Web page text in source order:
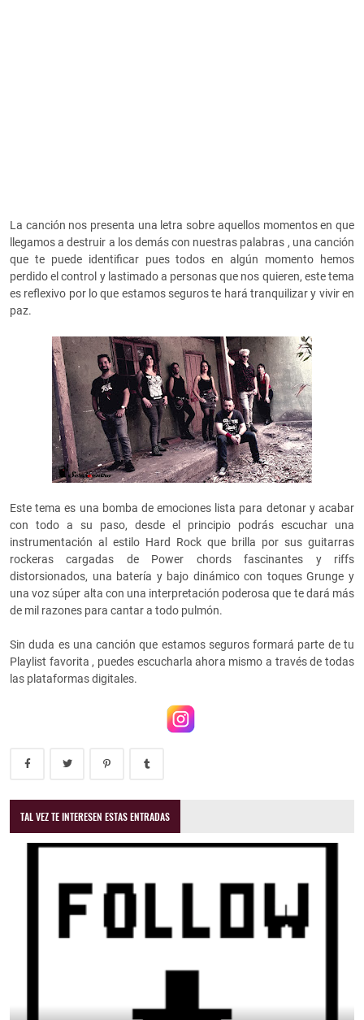
La canción nos presenta una letra sobre aquellos momentos en que
llegamos a destruir a los demás con nuestras palabras , una canción
que te puede identificar pues todos en algún momento hemos
perdido el control y lastimado a personas que nos quieren, este tema
es reflexivo por lo que estamos seguros te hará tranquilizar y vivir en
paz.
Este tema es una bomba de emociones lista para detonar y acabar
con todo a su paso, desde el principio podrás escuchar una
instrumentación al estilo Hard Rock que brilla por sus guitarras
rockeras cargadas de Power chords fascinantes y riffs
distorsionados, una batería y bajo dinámico con toques Grunge y
una voz súper alta con una interpretación poderosa que te dará más
de mil razones para cantar a todo pulmón.
Sin duda es una canción que estamos seguros formará parte de tu
Playlist favorita , puedes escucharla ahora mismo a través de todas
las plataformas digitales.
TAL VEZ TE INTERESEN ESTAS ENTRADAS